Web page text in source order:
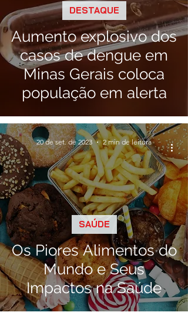
Aumento explosivo dos
casos de dengue em
Minas Gerais coloca
população em alerta
DESTAQUE
Os Piores Alimentos do
Mundo e Seus
Impactos na Saúde
SAÚDE
20 de set. de 2023 2 min de leitura